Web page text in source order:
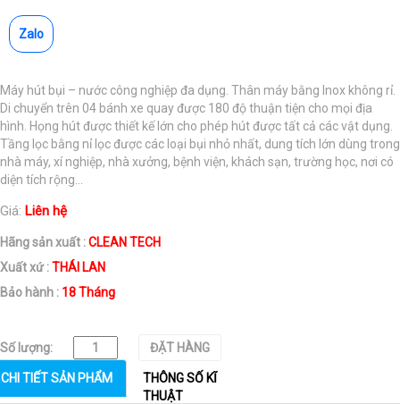
Zalo
Máy hút bụi – nước công nghiệp đa dụng. Thân máy bằng Inox không rỉ.
Di chuyển trên 04 bánh xe quay được 180 độ thuận tiện cho mọi địa
hình. Họng hút được thiết kế lớn cho phép hút được tất cả các vật dụng.
Tầng lọc bằng nỉ lọc được các loại bụi nhỏ nhất, dung tích lớn dùng trong
nhà máy, xí nghiệp, nhà xưởng, bệnh viện, khách sạn, trường học, nơi có
diện tích rộng...
Giá: Liên hệ
Hãng sản xuất :CLEAN TECH
Xuất xứ :THÁI LAN
Bảo hành : 18 Tháng
Số lượng: ĐẶT HÀNG
CHI TIẾT SẢN PHẨM
THÔNG SỐ KĨ
THUẬT